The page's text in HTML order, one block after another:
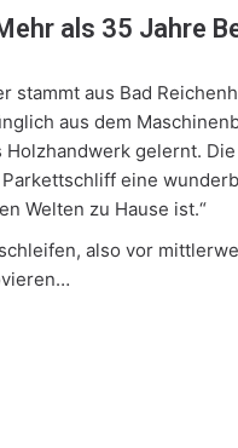
als 35 Jahre
stammt aus Bad
aus dem
gelernt.
eine
Welten zu Hause ist.“
also vor